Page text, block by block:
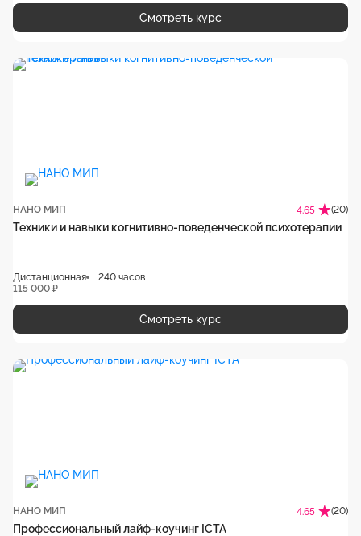
Смотреть курс
НАНО МИП 4.65 (20)
Техники и навыки когнитивно-поведенческой психотерапии
Дистанционная
240 часов
115 000 ₽
Смотреть курс
НАНО МИП 4.65 (20)
Профессиональный лайф-коучинг ICTA